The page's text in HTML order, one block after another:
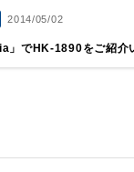
2014/05/02
」でHK-1890をご紹介